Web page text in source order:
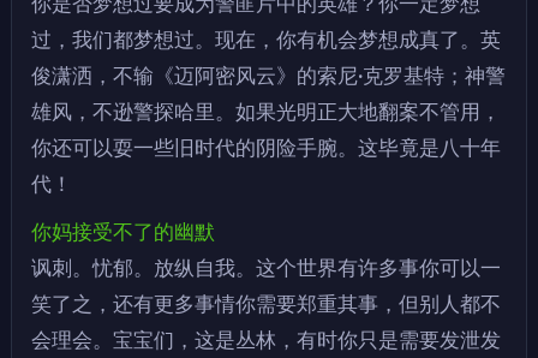
你是否梦想过要成为警匪片中的英雄？你一定梦想
过，我们都梦想过。现在，你有机会梦想成真了。英
俊潇洒，不输《迈阿密风云》的索尼·克罗基特；神警
雄风，不逊警探哈里。如果光明正大地翻案不管用，
你还可以耍一些旧时代的阴险手腕。这毕竟是八十年
代！
你妈接受不了的幽默
讽刺。忧郁。放纵自我。这个世界有许多事你可以一
笑了之，还有更多事情你需要郑重其事，但别人都不
会理会。宝宝们，这是丛林，有时你只是需要发泄发